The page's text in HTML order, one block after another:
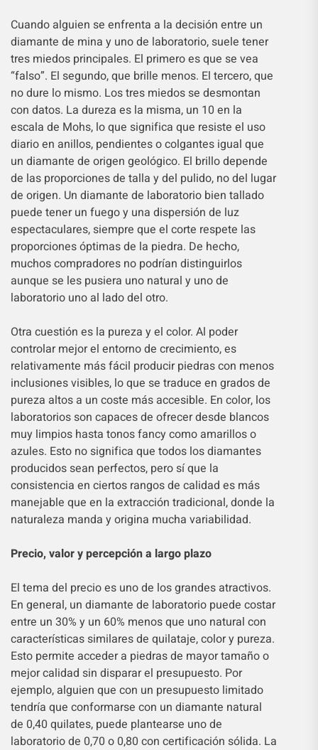
Cuando alguien se enfrenta a la decisión entre un
diamante de mina y uno de laboratorio, suele tener
tres miedos principales. El primero es que se vea
“falso”. El segundo, que brille menos. El tercero, que
no dure lo mismo. Los tres miedos se desmontan
con datos. La dureza es la misma, un 10 en la
escala de Mohs, lo que significa que resiste el uso
diario en anillos, pendientes o colgantes igual que
un diamante de origen geológico. El brillo depende
de las proporciones de talla y del pulido, no del lugar
de origen. Un diamante de laboratorio bien tallado
puede tener un fuego y una dispersión de luz
espectaculares, siempre que el corte respete las
proporciones óptimas de la piedra. De hecho,
muchos compradores no podrían distinguirlos
aunque se les pusiera uno natural y uno de
laboratorio uno al lado del otro.
Otra cuestión es la pureza y el color. Al poder
controlar mejor el entorno de crecimiento, es
relativamente más fácil producir piedras con menos
inclusiones visibles, lo que se traduce en grados de
pureza altos a un coste más accesible. En color, los
laboratorios son capaces de ofrecer desde blancos
muy limpios hasta tonos fancy como amarillos o
azules. Esto no significa que todos los diamantes
producidos sean perfectos, pero sí que la
consistencia en ciertos rangos de calidad es más
manejable que en la extracción tradicional, donde la
naturaleza manda y origina mucha variabilidad.
Precio, valor y percepción a largo plazo
El tema del precio es uno de los grandes atractivos.
En general, un diamante de laboratorio puede costar
entre un 30% y un 60% menos que uno natural con
características similares de quilataje, color y pureza.
Esto permite acceder a piedras de mayor tamaño o
mejor calidad sin disparar el presupuesto. Por
ejemplo, alguien que con un presupuesto limitado
tendría que conformarse con un diamante natural
de 0,40 quilates, puede plantearse uno de
laboratorio de 0,70 o 0,80 con certificación sólida. La